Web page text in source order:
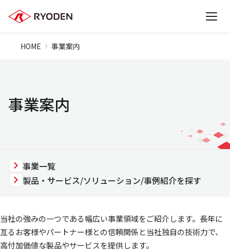
HOME 事業案内
事業案内
事業一覧
製品・サービス/ソリューション/事例紹介を探す
当社の強みの一つである幅広い事業領域をご紹介します。長年に
亙るお客様やパートナー様との信頼関係と当社独自の技術力で、
高付加価値な製品やサービスを提供します。